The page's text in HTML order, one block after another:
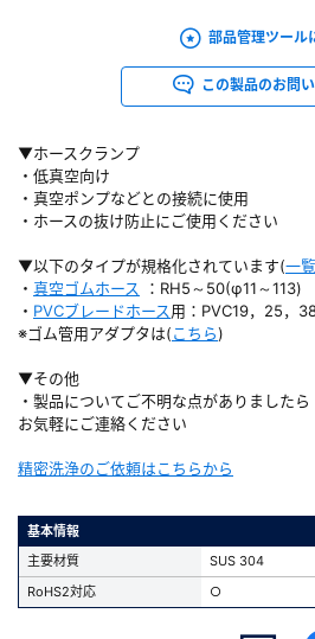
▼ホースクランプ
・低真空向け
・真空ポンプなどとの接続に使用
・ホースの抜け防止にご使用ください
▼以下のタイプが規格化されています(一覧
・ 真空ゴムホース
：RH5～50(φ11～113)
・ PVCブレードホース用：PVC19，25，
※ゴム管用アダプタは(こちら)
▼その他
・製品についてご不明な点がありました
お気軽にご連絡ください
精密洗浄のご依頼はこちらから
基本情報
主要材質
SUS 304
RoHS2対応
○
部品管理ツール
この製品のお問